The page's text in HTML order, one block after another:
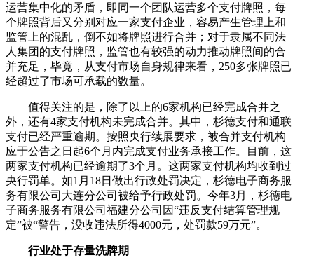
运营集中化的矛盾，即同一个团队运营多个支付牌照，每
个牌照背后又分别对应一家支付企业，容易产生管理上和
监管上的混乱，倒不如将牌照进行合并；对于隶属不同法
人集团的支付牌照，监管也有较强的动力推动牌照间的合
并充足，毕竟，从支付市场自身规律来看，250多张牌照已
经超过了市场可承载的数量。
值得关注的是，除了以上的6家机构已经完成合并之
外，还有4家支付机构未完成合并。其中，杉德支付和通联
支付已经严重逾期。按照央行续展要求，被合并支付机构
应于公告之日起6个月内完成支付业务承接工作。目前，这
两家支付机构已经逾期了3个月。这两家支付机构均收到过
央行罚单。如1月18日做出行政处罚决定，杉德电子商务服
务有限公司大连分公司被给予行政处罚。今年3月，杉德电
子商务服务有限公司福建分公司因“违反支付结算管理规
定”被“警告，没收违法所得4000元，处罚款59万元”。
行业处于存量洗牌期